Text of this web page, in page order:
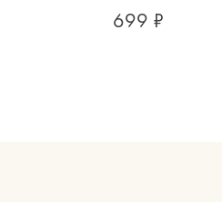
699 ₽